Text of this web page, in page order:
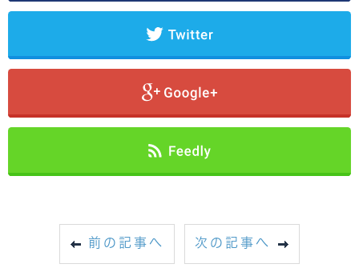
前の記事へ 次の記事へ